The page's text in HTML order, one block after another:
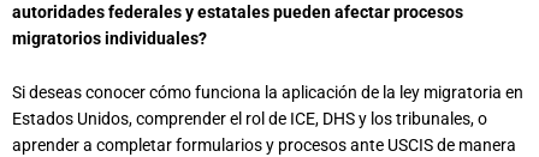
autoridades federales y estatales pueden afectar procesos
migratorios individuales?
Si deseas conocer cómo funciona la aplicación de la ley migratoria en
Estados Unidos, comprender el rol de ICE, DHS y los tribunales, o
aprender a completar formularios y procesos ante USCIS de manera